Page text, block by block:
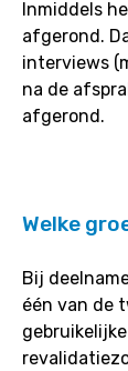
Inmiddels
afgerond.
interviews
na de
afgerond.
Welke
Bij
één van de